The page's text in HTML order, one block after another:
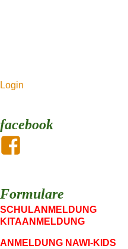
Login
facebook
Formulare
SCHULANMELDUNG
KITAANMELDUNG
ANMELDUNG NAWI-KIDS